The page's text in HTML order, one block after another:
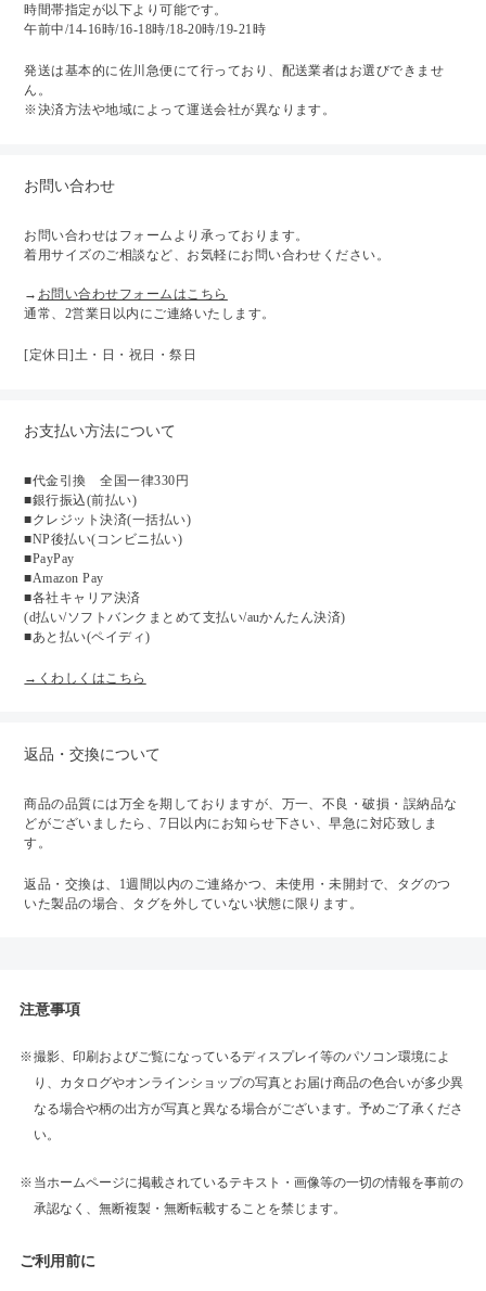
時間帯指定が以下より可能です。
午前中/14-16時/16-18時/18-20時/19-21時
発送は基本的に佐川急便にて行っており、配送業者はお選びできませ
ん。
※決済方法や地域によって運送会社が異なります。
お問い合わせ
お問い合わせはフォームより承っております。
着用サイズのご相談など、お気軽にお問い合わせください。
→ お問い合わせフォームはこちら
通常、2営業日以内にご連絡いたします。
[定休日]土・日・祝日・祭日
お支払い方法について
■代金引換 全国一律330円
■銀行振込(前払い)
■クレジット決済(一括払い)
■NP後払い(コンビニ払い)
■PayPay
■Amazon Pay
■各社キャリア決済
(d払い/ソフトバンクまとめて支払い/auかんたん決済)
■あと払い(ペイディ)
→くわしくはこちら
返品・交換について
商品の品質には万全を期しておりますが、万一、不良・破損・誤納品な
どがございましたら、7日以内にお知らせ下さい、早急に対応致しま
す。
返品・交換は、1週間以内のご連絡かつ、未使用・未開封で、タグのつ
いた製品の場合、タグを外していない状態に限ります。
注意事項
撮影、印刷およびご覧になっているディスプレイ等のパソコン環境によ
り、カタログやオンラインショップの写真とお届け商品の色合いが多少異
なる場合や柄の出方が写真と異なる場合がございます。予めご了承くださ
い。
当ホームページに掲載されているテキスト・画像等の一切の情報を事前の
承認なく、無断複製・無断転載することを禁じます。
ご利用前に